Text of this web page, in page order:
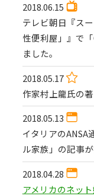
2018.06.15
テレビ朝日『ス
性便利屋」』で
ました。
2018.05.17
作家村上龍氏の
2018.05.13
イタリアのANSA
ル家族」の記事
2018.04.28
アメリカのネッ